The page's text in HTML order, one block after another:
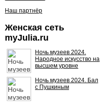
Наш партнёр
Женская сеть
myJulia.ru
Ночь музеев 2024.
Народное искусство на
высшем уровне
Ночь музеев 2024. Бал
с Пушкиным